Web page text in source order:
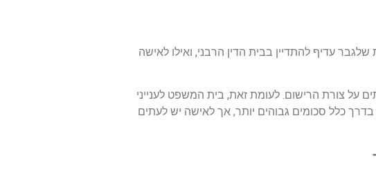
עדיף להתדיין בבית הדין הרבני, ואילו לאישה
על צורת הרישום. לעומת זאת, בית המשפט לענייני
כלל סכומים גבוהים יותר, אך לאישה יש לעתים